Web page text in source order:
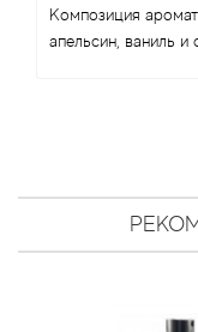
Композиция
апельсин, ваниль и
Atelier Cologne